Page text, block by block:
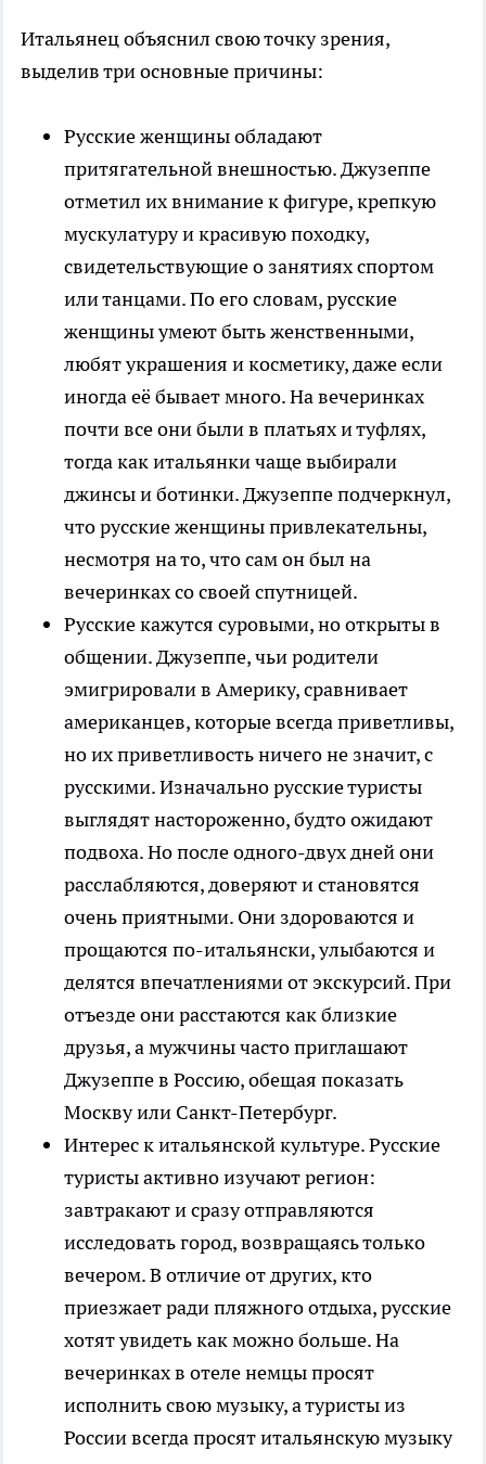
Итальянец объяснил свою точку зрения,
выделив три основные причины:
Русские женщины обладают
притягательной внешностью. Джузеппе
отметил их внимание к фигуре, крепкую
мускулатуру и красивую походку,
свидетельствующие о занятиях спортом
или танцами. По его словам, русские
женщины умеют быть женственными,
любят украшения и косметику, даже если
иногда её бывает много. На вечеринках
почти все они были в платьях и туфлях,
тогда как итальянки чаще выбирали
джинсы и ботинки. Джузеппе подчеркнул,
что русские женщины привлекательны,
несмотря на то, что сам он был на
вечеринках со своей спутницей.
Русские кажутся суровыми, но открыты в
общении. Джузеппе, чьи родители
эмигрировали в Америку, сравнивает
американцев, которые всегда приветливы,
но их приветливость ничего не значит, с
русскими. Изначально русские туристы
выглядят настороженно, будто ожидают
подвоха. Но после одного-двух дней они
расслабляются, доверяют и становятся
очень приятными. Они здороваются и
прощаются по-итальянски, улыбаются и
делятся впечатлениями от экскурсий. При
отъезде они расстаются как близкие
друзья, а мужчины часто приглашают
Джузеппе в Россию, обещая показать
Москву или Санкт-Петербург.
Интерес к итальянской культуре. Русские
туристы активно изучают регион:
завтракают и сразу отправляются
исследовать город, возвращаясь только
вечером. В отличие от других, кто
приезжает ради пляжного отдыха, русские
хотят увидеть как можно больше. На
вечеринках в отеле немцы просят
исполнить свою музыку, а туристы из
России всегда просят итальянскую музыку